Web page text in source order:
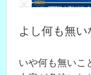
よし何も無い
いや何も無いこ